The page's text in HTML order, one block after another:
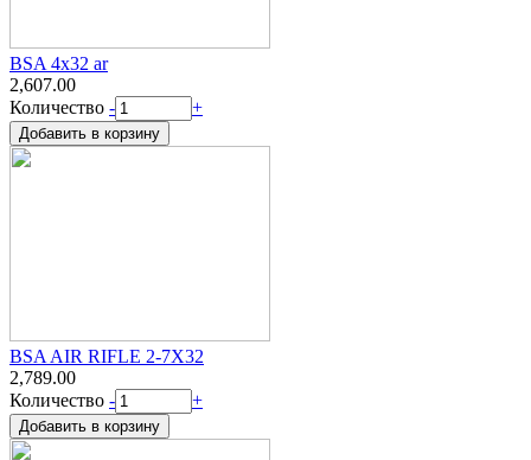
BSA 4x32 ar
2,607.00
Количество - +
BSA AIR RIFLE 2-7X32
2,789.00
Количество - +